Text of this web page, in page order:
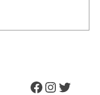
Facebook Instagram Twitter